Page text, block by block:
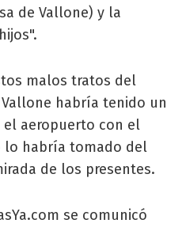
de Vallone) y la
malos tratos del
habría tenido un
aeropuerto con el
lo habría tomado del
de los presentes.
se comunicó